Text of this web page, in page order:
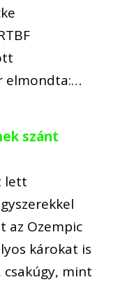
elmondta:…
szánt
lett
az Ozempic
károkat is
csakúgy, mint